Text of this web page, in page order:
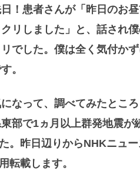
！患者さんが「昨日のお
クリしました」と、話され
でした。僕は全く気付か
。
なって、調べてみたとこ
部で1ヵ月以上群発地震が
。昨日辺りからNHKニュ
転載します。